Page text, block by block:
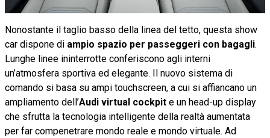
Nonostante il taglio basso della linea del tetto, questa show
car dispone di ampio spazio per passeggeri con bagagli.
Lunghe linee ininterrotte conferiscono agli interni
un’atmosfera sportiva ed elegante. Il nuovo sistema di
comando si basa su ampi touchscreen, a cui si affiancano un
ampliamento dell’Audi virtual cockpit e un head-up display
che sfrutta la tecnologia intelligente della realtà aumentata
per far compenetrare mondo reale e mondo virtuale. Ad